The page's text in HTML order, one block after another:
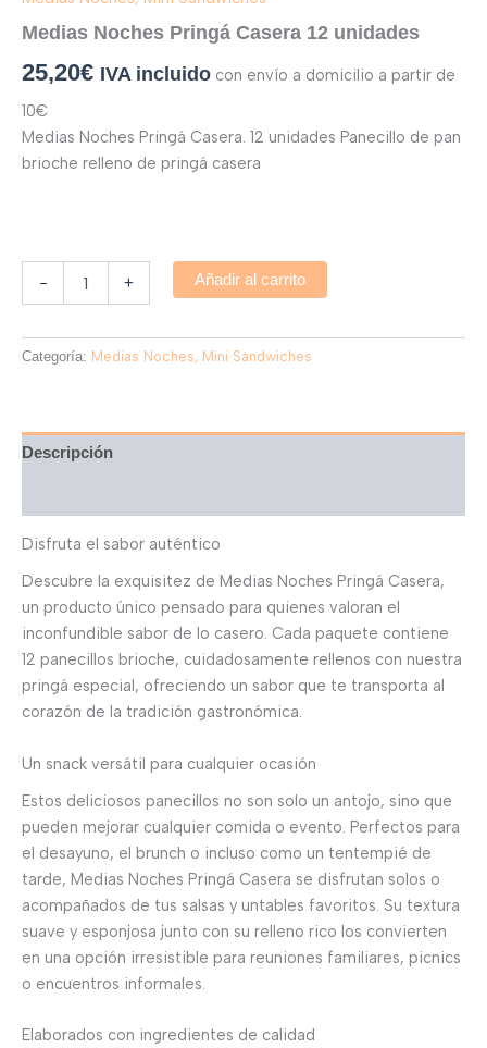
Medias Noches Pringá Casera 12 unidades
25,20€ IVA incluido con envío a domicilio a partir de
10€
Medias Noches Pringá Casera. 12 unidades Panecillo de pan
brioche relleno de pringá casera
- + Añadir al carrito
Categoría: Medias Noches, Mini Sándwiches
Descripción
Disfruta el sabor auténtico
Descubre la exquisitez de Medias Noches Pringá Casera,
un producto único pensado para quienes valoran el
inconfundible sabor de lo casero. Cada paquete contiene
12 panecillos brioche, cuidadosamente rellenos con nuestra
pringá especial, ofreciendo un sabor que te transporta al
corazón de la tradición gastronómica.
Un snack versátil para cualquier ocasión
Estos deliciosos panecillos no son solo un antojo, sino que
pueden mejorar cualquier comida o evento. Perfectos para
el desayuno, el brunch o incluso como un tentempié de
tarde, Medias Noches Pringá Casera se disfrutan solos o
acompañados de tus salsas y untables favoritos. Su textura
suave y esponjosa junto con su relleno rico los convierten
en una opción irresistible para reuniones familiares, picnics
o encuentros informales.
Elaborados con ingredientes de calidad